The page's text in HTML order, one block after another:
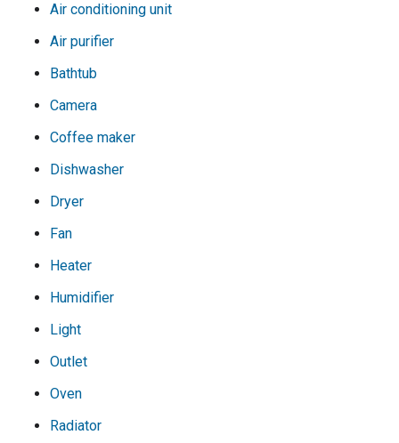
Air conditioning unit
Air purifier
Bathtub
Camera
Coffee maker
Dishwasher
Dryer
Fan
Heater
Humidifier
Light
Outlet
Oven
Radiator